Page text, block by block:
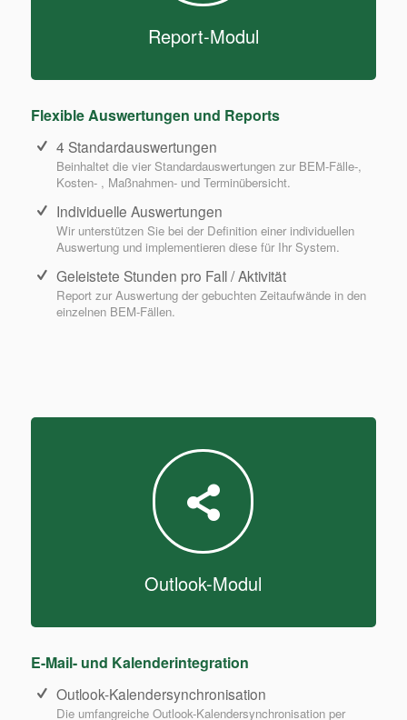
Report-Modul
Flexible Auswertungen und Reports
4 Standardauswertungen
Beinhaltet die vier Standardauswertungen zur BEM-Fälle-,
Kosten- , Maßnahmen- und Terminübersicht.
Individuelle Auswertungen
Wir unterstützen Sie bei der Definition einer individuellen
Auswertung und implementieren diese für Ihr System.
Geleistete Stunden pro Fall / Aktivität
Report zur Auswertung der gebuchten Zeitaufwände in den
einzelnen BEM-Fällen.
Outlook-Modul
E-Mail- und Kalenderintegration
Outlook-Kalendersynchronisation
Die umfangreiche Outlook-Kalendersynchronisation per